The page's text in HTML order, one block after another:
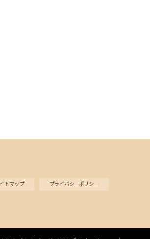
トマップ プライバシーポリシー